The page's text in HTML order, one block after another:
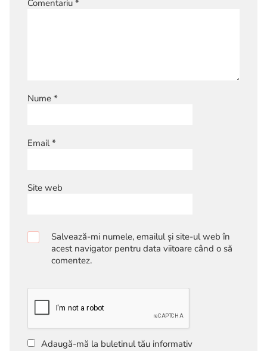
Comentariu *
Nume *
Email*
Site web
Salvează-mi numele, emailul și site-ul web în
acest navigator pentru data viitoare când o să
comentez.
Adaugă-mă la buletinul tău informativ